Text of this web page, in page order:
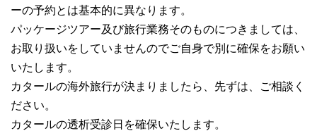
ーの予約とは基本的に異なります。
パッケージツアー及び旅行業務そのものにつきましては、
お取り扱いをしていませんのでご自身で別に確保をお願い
いたします。
カタールの海外旅行が決まりましたら、先ずは、ご相談く
ださい。
カタールの透析受診日を確保いたします。